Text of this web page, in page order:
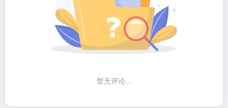
暂无评论...